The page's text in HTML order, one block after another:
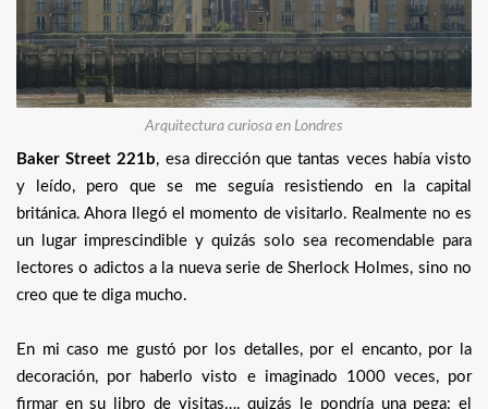
Arquitectura curiosa en Londres
Baker Street 221b, esa dirección que tantas veces había visto
y leído, pero que se me seguía resistiendo en la capital
británica. Ahora llegó el momento de visitarlo. Realmente no es
un lugar imprescindible y quizás solo sea recomendable para
lectores o adictos a la nueva serie de Sherlock Holmes, sino no
creo que te diga mucho.
En mi caso me gustó por los detalles, por el encanto, por la
decoración, por haberlo visto e imaginado 1000 veces, por
firmar en su libro de visitas…. quizás le pondría una pega: el